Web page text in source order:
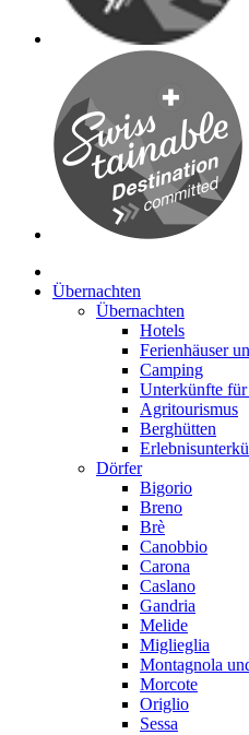
Übernachten
Übernachten
Hotels
Ferienhäuser
Camping
Unterkünfte
Agritourismus
Berghütten
Dörfer
Bigorio
Breno
Brè
Canobbio
Carona
Caslano
Gandria
Melide
Miglieglia
Montagnola
Morcote
Origlio
Sessa